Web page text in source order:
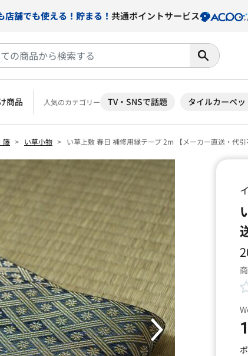
店舗でも使える！貯まる！ 共通ポイントサービス
商品 人気のカテゴリー TV・SNSで話題 タイルカーペッ
籐 い草小物 い草上敷 春日 補修用縁テープ 2m 【メーカー直送・代引